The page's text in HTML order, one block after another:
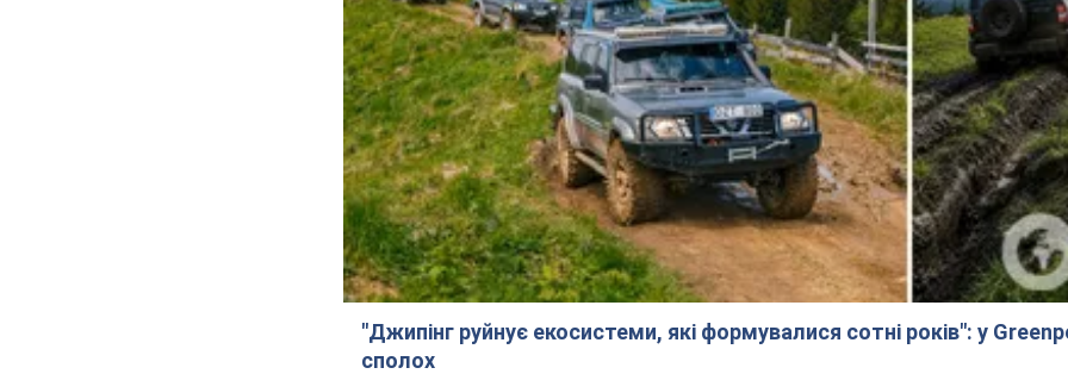
"Джипінг руйнує екосистеми, які формувалися сотні років": у
сполох